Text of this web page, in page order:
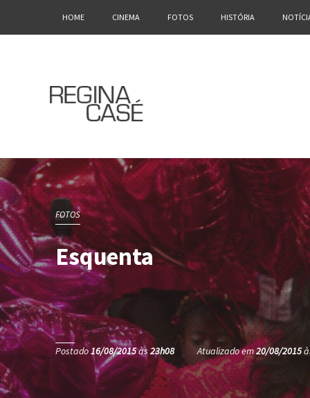
HOME CINEMA FOTOS HISTÓRIA
FOTOS
Esquenta
Postado16/08/2015às23h08 Atualizado em20/08/2015